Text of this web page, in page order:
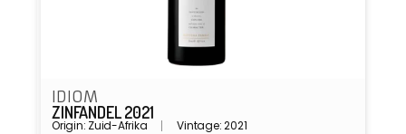
IDIOM
ZINFANDEL 2021
Origin: Zuid-Afrika Vintage: 2021